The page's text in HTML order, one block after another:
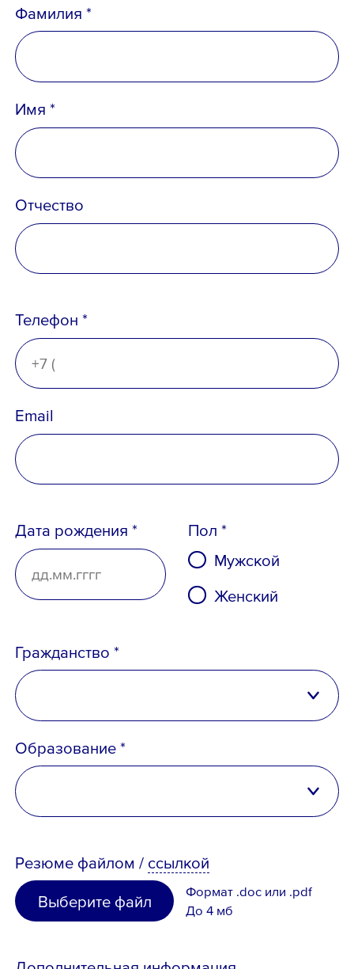
Фамилия *
Имя *
Отчество
Телефон *
Email
Дата рождения *
Пол *
Мужской
Женский
Гражданство *
Российская Федерация
Беларусь
Узбекистан
Иное
Образование *
неполное высшее
среднее специальное
Резюме файлом / ссылкой
Выберите файл
Формат .doc или .pdf
До 4 мб